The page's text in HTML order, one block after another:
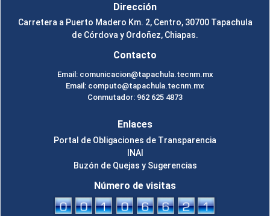
Dirección
Carretera a Puerto Madero Km. 2, Centro, 30700 Tapachula
de Córdova y Ordoñez, Chiapas.
Contacto
Email: comunicacion@tapachula.tecnm.mx
Email: computo@tapachula.tecnm.mx
Conmutador: 962 625 4873
Enlaces
Portal de Obligaciones de Transparencia
INAI
Buzón de Quejas y Sugerencias
Número de visitas